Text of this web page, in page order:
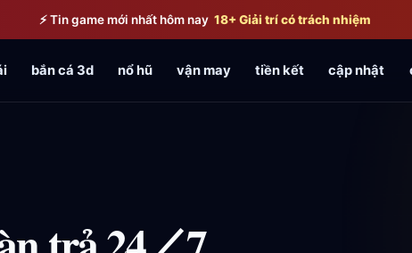
⚡ Tin game mới nhất hôm nay 18+ Giải trí có trách nhiệm
bắn cá 3d nổ hũ vận may tiền kết cập nhật